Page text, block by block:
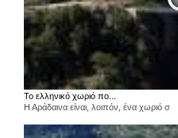
Το ελληνικό χωριό πο...
Η Αράδαινα είναι, λοιπόν, ένα χωριό σ